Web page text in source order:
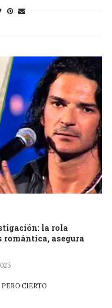
la rola
romántica, asegura
CIERTO